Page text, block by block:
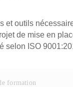
et outils
de mise en
selon ISO
formation